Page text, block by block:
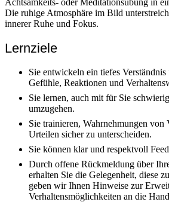
Lernziele
Sie entwickeln ein tiefes
Gefühle, Reaktionen und
Sie lernen, auch mit für Sie
umzugehen.
Sie trainieren, Wahrnehmungen von
Urteilen sicher zu unterscheiden.
Sie können klar und respektvoll
Durch offene Rückmeldung über
erhalten Sie die Gelegenheit, diese
geben wir Ihnen Hinweise zur
Verhaltensmöglichkeiten an die